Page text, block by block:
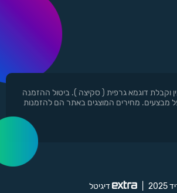
וקבלת דוגמא גרפית ( סקיצה ). ביטול ההזמנה
מבצעים. מחירים המוצגים באתר הם להזמנות
דיגיטל